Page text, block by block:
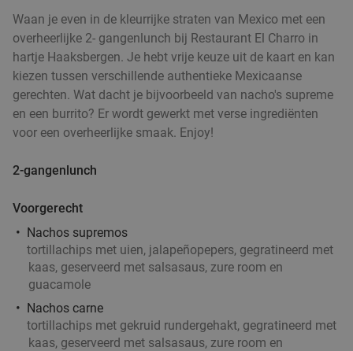
Waan je even in de kleurrijke straten van Mexico met een
overheerlijke 2- gangenlunch bij Restaurant El Charro in
hartje Haaksbergen. Je hebt vrije keuze uit de kaart en kan
kiezen tussen verschillende authentieke Mexicaanse
gerechten. Wat dacht je bijvoorbeeld van nacho's supreme
en een burrito? Er wordt gewerkt met verse ingrediënten
voor een overheerlijke smaak. Enjoy!
2-gangenlunch
Voorgerecht
Nachos supremos
tortillachips met uien, jalapeñopepers, gegratineerd met
kaas, geserveerd met salsasaus, zure room en
guacamole
Nachos carne
tortillachips met gekruid rundergehakt, gegratineerd met
kaas, geserveerd met salsasaus, zure room en